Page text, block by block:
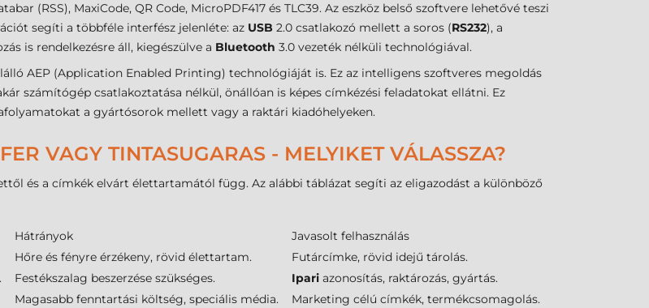
(RSS), MaxiCode, QR Code, MicroPDF417 és TLC39. Az eszköz belső szoftvere lehetővé teszi
segíti a többféle interfész jelenléte: az USB 2.0 csatlakozó mellett a soros (RS232), a
is rendelkezésre áll, kiegészülve a Bluetooth 3.0 vezeték nélküli technológiával.
AEP (Application Enabled Printing) technológiáját is. Ez az intelligens szoftveres megoldás
számítógép csatlakoztatása nélkül, önállóan is képes címkézési feladatokat ellátni. Ez
a gyártósorok mellett vagy a raktári kiadóhelyeken.
VAGY TINTASUGARAS - MELYIKET VÁLASSZA?
és a címkék elvárt élettartamától függ. Az alábbi táblázat segíti az eligazodást a különböző
Hátrányok
Javasolt felhasználás
Hőre és fényre érzékeny, rövid élettartam.
Futárcímke, rövid idejű tárolás.
Festékszalag beszerzése szükséges. Ipari azonosítás, raktározás, gyártás.
Magasabb fenntartási költség, speciális média. Marketing célú címkék, termékcsomagolás.